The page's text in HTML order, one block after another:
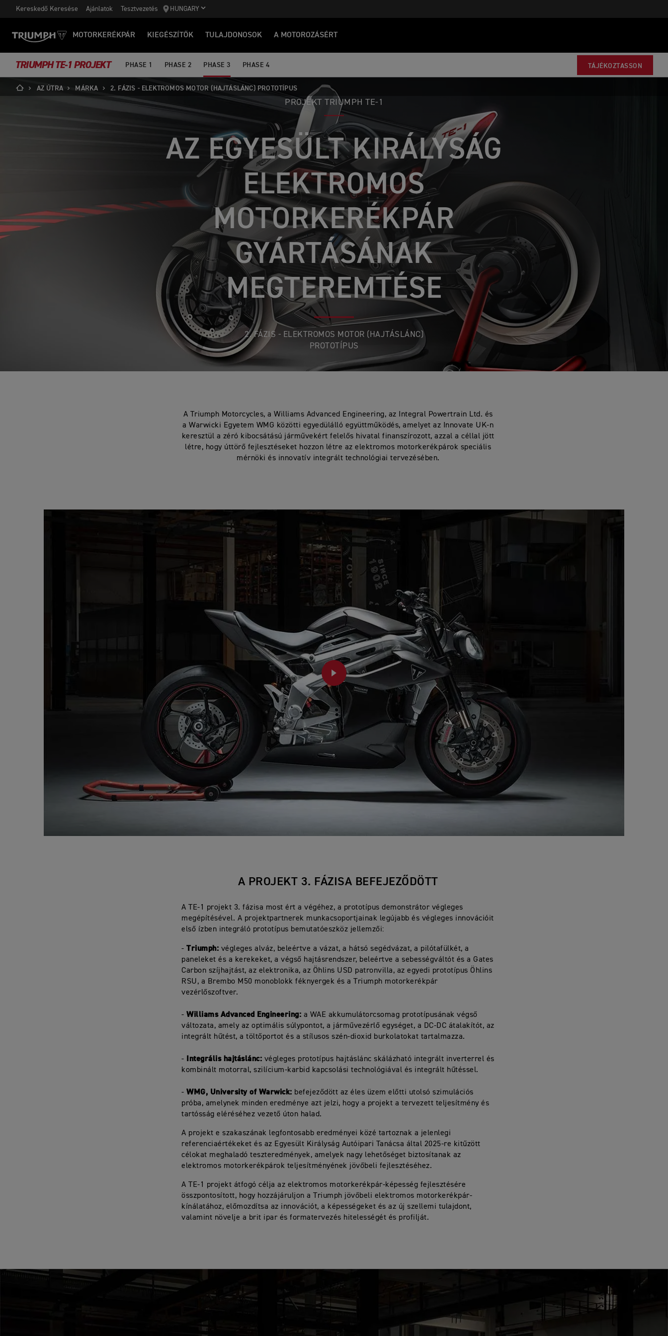
Kereskedő Keresése Ajánlatok Tesztvezetés HUNGARY
MOTORKERÉKPÁR KIEGÉSZÍTŐK TULAJDONOSOK A MOTOROZÁSÉRT
TRIUMPH TE-1 PROJEKT PHASE 1 PHASE 2 PHASE 3 PHASE 4 TÁJÉKOZTASSON
AZ ÚTRA MÁRKA 2. FÁZIS - ELEKTROMOS MOTOR (HAJTÁSLÁNC) PROTOTÍPUS
PROJEKT TRIUMPH TE-1
AZ EGYESÜLT KIRÁLYSÁG
ELEKTROMOS
MOTORKERÉKPÁR
GYÁRTÁSÁNAK
MEGTEREMTÉSE
2. FÁZIS - ELEKTROMOS MOTOR (HAJTÁSLÁNC)
PROTOTÍPUS
A Triumph Motorcycles, a Williams Advanced Engineering, az Integral Powertrain Ltd. és
a Warwicki Egyetem WMG közötti egyedülálló együttműködés, amelyet az Innovate UK-n
keresztül a zéró kibocsátású járművekért felelős hivatal finanszírozott, azzal a céllal jött
létre, hogy úttörő fejlesztéseket hozzon létre az elektromos motorkerékpárok speciális
mérnöki és innovatív integrált technológiai tervezésében.
PLAY
A PROJEKT 3. FÁZISA BEFEJEZŐDÖTT
A TE-1 projekt 3. fázisa most ért a végéhez, a prototípus demonstrátor végleges
megépítésével. A projektpartnerek munkacsoportjainak legújabb és végleges innovációit
első ízben integráló prototípus bemutatóeszköz jellemzői:
-Triumph: végleges alváz, beleértve a vázat, a hátsó segédvázat, a pilótafülkét, a
paneleket és a kerekeket, a végső hajtásrendszer, beleértve a sebességváltót és a Gates
Carbon szíjhajtást, az elektronika, az Öhlins USD patronvilla, az egyedi prototípus Öhlins
RSU, a Brembo M50 monoblokk féknyergek és a Triumph motorkerékpár
vezérlőszoftver.
- Williams Advanced Engineering: a WAE akkumulátorcsomag prototípusának végső
változata, amely az optimális súlypontot, a járművezérlő egységet, a DC-DC átalakítót, az
integrált hűtést, a töltőportot és a stílusos szén-dioxid burkolatokat tartalmazza.
- Integrális hajtáslánc: végleges prototípus hajtáslánc skálázható integrált inverterrel és
kombinált motorral, szilícium-karbid kapcsolási technológiával és integrált hűtéssel.
- WMG, University of Warwick: befejeződött az éles üzem előtti utolsó szimulációs
próba, amelynek minden eredménye azt jelzi, hogy a projekt a tervezett teljesítmény és
tartósság eléréséhez vezető úton halad.
A projekt e szakaszának legfontosabb eredményei közé tartoznak a jelenlegi
referenciaértékeket és az Egyesült Királyság Autóipari Tanácsa által 2025-re kitűzött
célokat meghaladó teszteredmények, amelyek nagy lehetőséget biztosítanak az
elektromos motorkerékpárok teljesítményének jövőbeli fejlesztéséhez.
A TE-1 projekt átfogó célja az elektromos motorkerékpár-képesség fejlesztésére
összpontosított, hogy hozzájáruljon a Triumph jövőbeli elektromos motorkerékpár-
kínálatához, előmozdítsa az innovációt, a képességeket és az új szellemi tulajdont,
valamint növelje a brit ipar és formatervezés hitelességét és profilját.